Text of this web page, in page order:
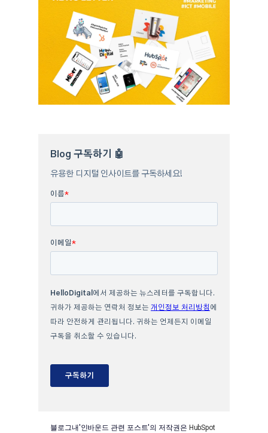
블로그내'인바운드 관련 포스트'의 저작권은 HubSpot